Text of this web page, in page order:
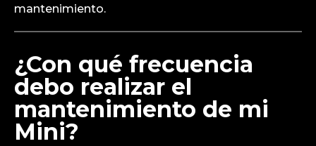
mantenimiento.
¿Con qué frecuencia
debo realizar el
mantenimiento de mi
Mini?